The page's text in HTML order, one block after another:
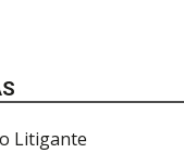
Litigante